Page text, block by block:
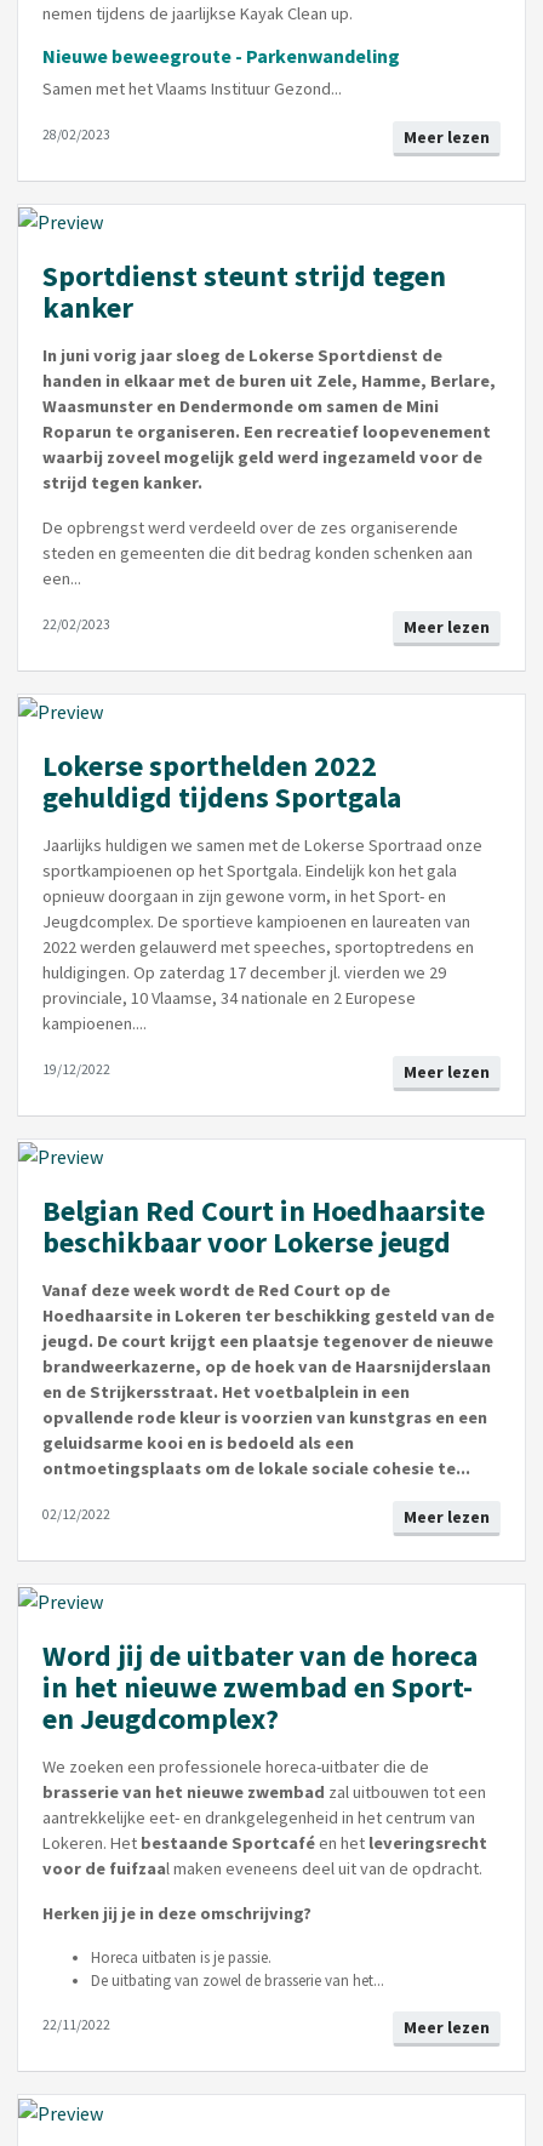
nemen tijdens de jaarlijkse Kayak Clean up.
Nieuwe beweegroute - Parkenwandeling
Samen met het Vlaams Instituur Gezond...
Meer lezen
28/02/2023
Sportdienst steunt strijd tegen
kanker
In juni vorig jaar sloeg de Lokerse Sportdienst de
handen in elkaar met de buren uit Zele, Hamme, Berlare,
Waasmunster en Dendermonde om samen de Mini
Roparun te organiseren. Een recreatief loopevenement
waarbij zoveel mogelijk geld werd ingezameld voor de
strijd tegen kanker.
De opbrengst werd verdeeld over de zes organiserende
steden en gemeenten die dit bedrag konden schenken aan
een...
Meer lezen
22/02/2023
Lokerse sporthelden 2022
gehuldigd tijdens Sportgala
Jaarlijks huldigen we samen met de Lokerse Sportraad onze
sportkampioenen op het Sportgala. Eindelijk kon het gala
opnieuw doorgaan in zijn gewone vorm, in het Sport- en
Jeugdcomplex. De sportieve kampioenen en laureaten van
2022 werden gelauwerd met speeches, sportoptredens en
huldigingen. Op zaterdag 17 december jl. vierden we 29
provinciale, 10 Vlaamse, 34 nationale en 2 Europese
kampioenen....
Meer lezen
19/12/2022
Belgian Red Court in Hoedhaarsite
beschikbaar voor Lokerse jeugd
Vanaf deze week wordt de Red Court op de
Hoedhaarsite in Lokeren ter beschikking gesteld van de
jeugd. De court krijgt een plaatsje tegenover de nieuwe
brandweerkazerne, op de hoek van de Haarsnijderslaan
en de Strijkersstraat. Het voetbalplein in een
opvallende rode kleur is voorzien van kunstgras en een
geluidsarme kooi en is bedoeld als een
ontmoetingsplaats om de lokale sociale cohesie te...
Meer lezen
02/12/2022
Word jij de uitbater van de horeca
in het nieuwe zwembad en Sport-
en Jeugdcomplex?
We zoeken een professionele horeca-uitbater die de
brasserie van het nieuwe zwembad zal uitbouwen tot een
aantrekkelijke eet- en drankgelegenheid in het centrum van
Lokeren. Het bestaande Sportcaféen het leveringsrecht
voor de fuifzaal maken eveneens deel uit van de opdracht.
Herken jij je in deze omschrijving?
Horeca uitbaten is je passie.
De uitbating van zowel de brasserie van het...
Meer lezen
22/11/2022